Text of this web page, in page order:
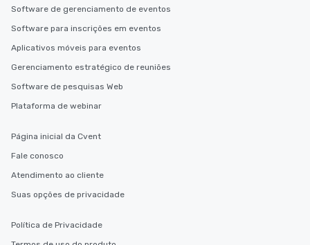
Software de gerenciamento de eventos
Software para inscrições em eventos
Aplicativos móveis para eventos
Gerenciamento estratégico de reuniões
Software de pesquisas Web
Plataforma de webinar
Página inicial da Cvent
Fale conosco
Atendimento ao cliente
Suas opções de privacidade
Política de Privacidade